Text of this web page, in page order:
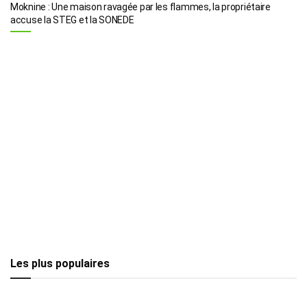
Moknine : Une maison ravagée par les flammes, la propriétaire
accuse la STEG et la SONEDE
Les plus populaires